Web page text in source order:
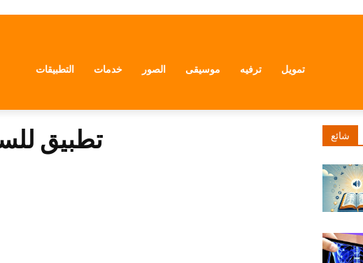
التطبيقات خدمات الصور موسيقى ترفيه تمويل
تطبيق شائع